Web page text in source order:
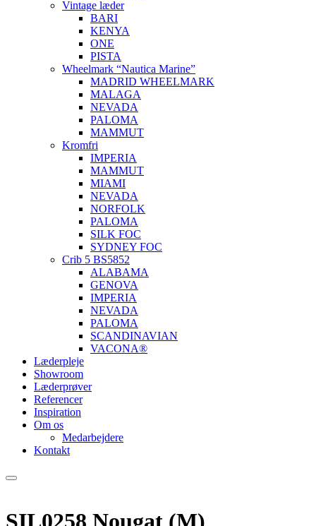
Vintage læder
BARI
KENYA
ONE
PISTA
Wheelmark “Nautica Marine”
MADRID WHEELMARK
MALAGA
NEVADA
PALOMA
MAMMUT
Kromfri
IMPERIA
MAMMUT
MIAMI
NEVADA
NORFOLK
PALOMA
SILK FOC
SYDNEY FOC
Crib 5 BS5852
ALABAMA
GENOVA
IMPERIA
NEVADA
PALOMA
SCANDINAVIAN
VACONA®
Læderpleje
Showroom
Læderprøver
Referencer
Inspiration
Om os
Medarbejdere
Kontakt